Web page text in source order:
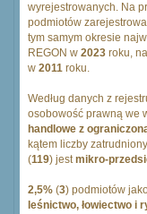
wyrejestrowanych. Na
podmiotów
tym samym okresie
REGON w 2023 roku,
w 2011 roku.
Według danych z
osobowość prawną we
handlowe z
kątem liczby
(119) jestmikro-
2,5% (3) podmiotów
leśnictwo, łowiectwo i